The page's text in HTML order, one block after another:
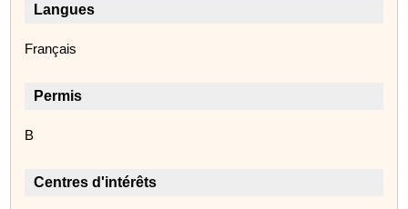
Langues
Français
Permis
B
Centres d'intérêts